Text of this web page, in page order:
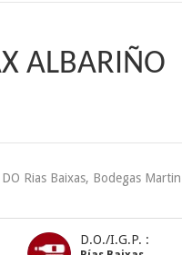
ALBARIÑO
Rias Baixas, Bodegas Martin
D.O./I.G.P. :